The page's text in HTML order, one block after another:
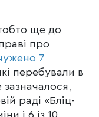
ще до
про
7
перебували в
раді «Бліц-
і 6 із 10